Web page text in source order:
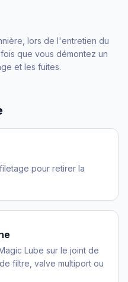
lors de l'entretien du
que vous démontez un
et les fuites.
pour retirer la
Lube sur le joint de
filtre, valve multiport ou